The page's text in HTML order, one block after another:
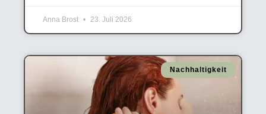
Anna Brost 23. Juli 2026
Nachhaltigkeit